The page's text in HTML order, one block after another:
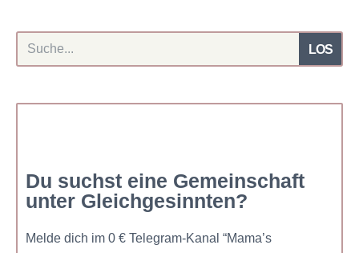
LOS
Du suchst eine Gemeinschaft
unter Gleichgesinnten?
Melde dich im 0 € Telegram-Kanal “Mama’s